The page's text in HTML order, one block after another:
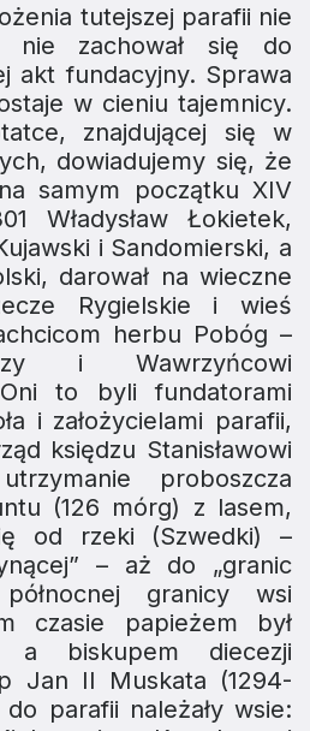
tutejszej parafii nie
nie zachował się do
akt fundacyjny. Sprawa
w cieniu tajemnicy.
znajdującej się w
dowiadujemy się, że
samym początku XIV
Władysław Łokietek,
i Sandomierski, a
darował na wieczne
Rygielskie i wieś
herbu Pobóg –
i Wawrzyńcowi
Oni to byli fundatorami
i założycielami parafii,
księdzu Stanisławowi
proboszcza
(126 mórg) z lasem,
od rzeki (Szwedki) –
– aż do „granic
granicy wsi
czasie papieżem był
biskupem diecezji
Jan II Muskata (1294-
parafii należały wsie: